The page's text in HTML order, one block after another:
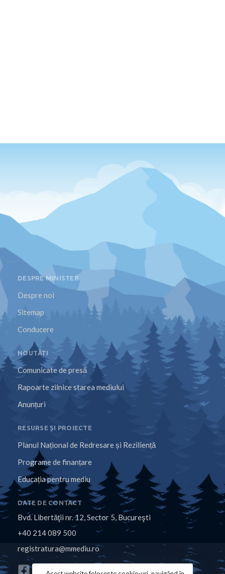
DESPRE MINISTER
Despre noi
Sitemap
Conducere
NOUTĂȚI
Comunicate de presă
Rapoarte zilnice starea mediului
Anunțuri
RESURSE ȘI PROIECTE
Planul Național de Redresare și Reziliență
Programe de finanțare
Educația pentru mediu
DATE DE CONTACT
Bvd. Libertăţii nr. 12, Sector 5, Bucureşti
+40 214 089 500
registratura@mmediu.ro